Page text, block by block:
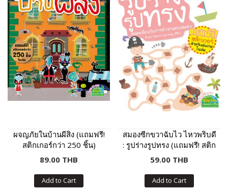
ผจญภัยในบ้านผีสิง (แถมฟรี!
สติกเกอร์กว่า 250 ชิ้น)
89.00 THB
Add to Cart
สมองซีกขวาฉับไว ไหวพริบดี
: รูปร่างรูปทรง (แถมฟรี! สติก
เกอร์)
59.00 THB
Add to Cart